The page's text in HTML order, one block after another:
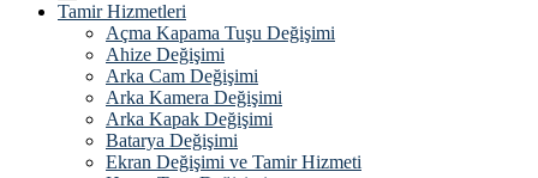
Tamir Hizmetleri
Açma Kapama Tuşu Değişimi
Ahize Değişimi
Arka Cam Değişimi
Arka Kamera Değişimi
Arka Kapak Değişimi
Batarya Değişimi
Ekran Değişimi ve Tamir Hizmeti